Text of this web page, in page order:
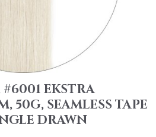
EKSTRA
50G, SEAMLESS TAPE
DRAWN